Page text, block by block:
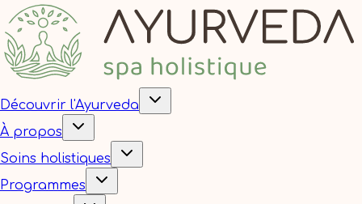
Découvrir l'Ayurveda
À propos
Soins holistiques
Programmes